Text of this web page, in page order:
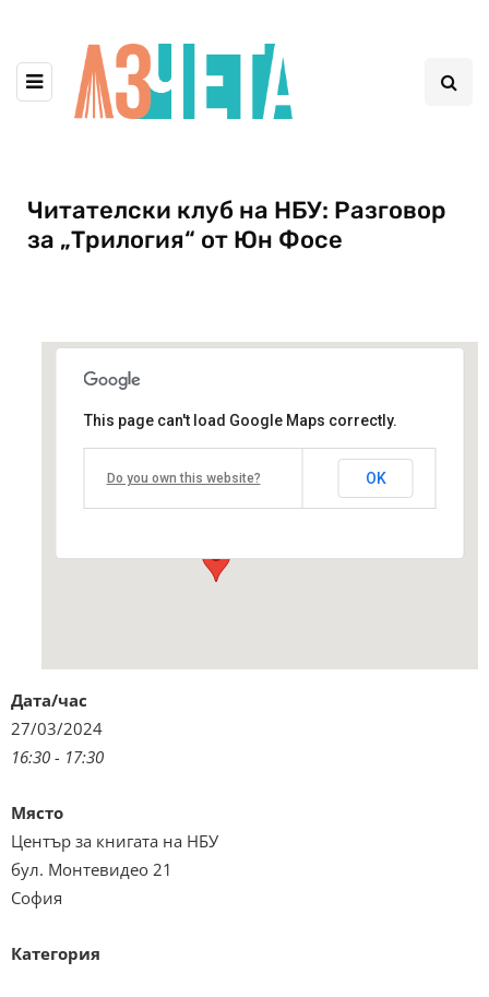
Читателски клуб на НБУ: Разговор
за „Трилогия“ от Юн Фосе
Център за книгата на НБУ
бул. Монтевидео 21 - София
This page can't load Google Maps correctly.
Do you own this website? OK
Дата/час
27/03/2024
16:30 - 17:30
Място
Център за книгата на НБУ
бул. Монтевидео 21
София
Категория